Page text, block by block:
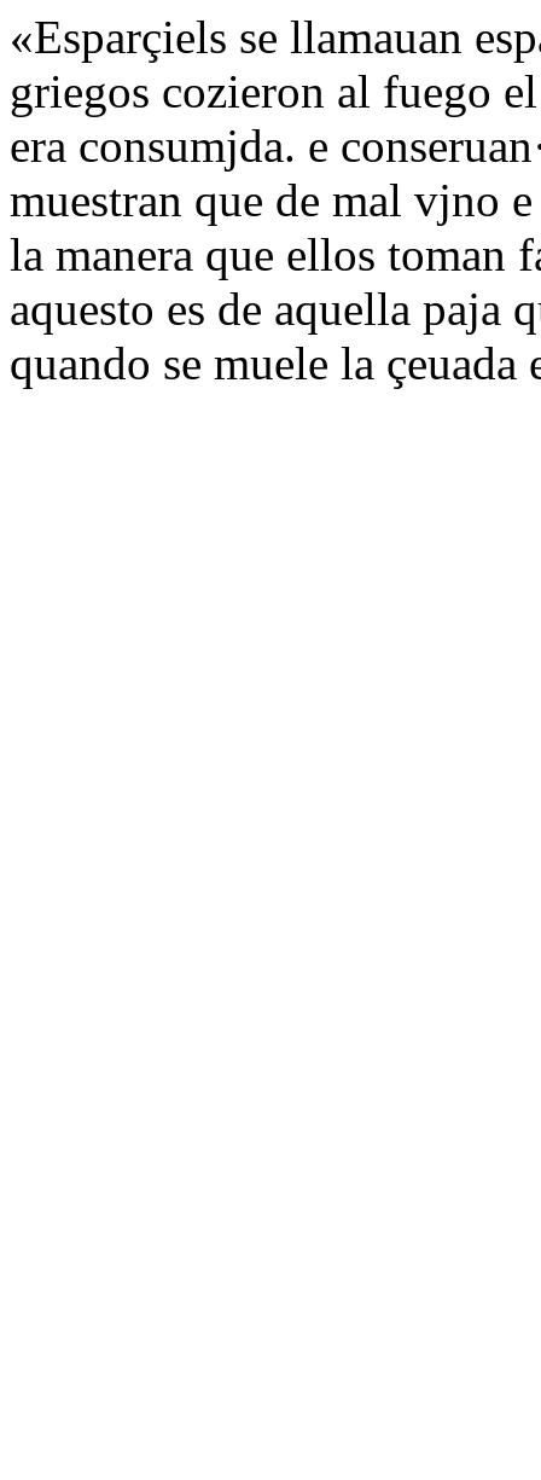
«Esparçiels se llamauan
griegos cozieron al fuego
era consumjda. e
muestran que de mal vjno
la manera que ellos toman
aquesto es de aquella paja
quando se muele la çeuada